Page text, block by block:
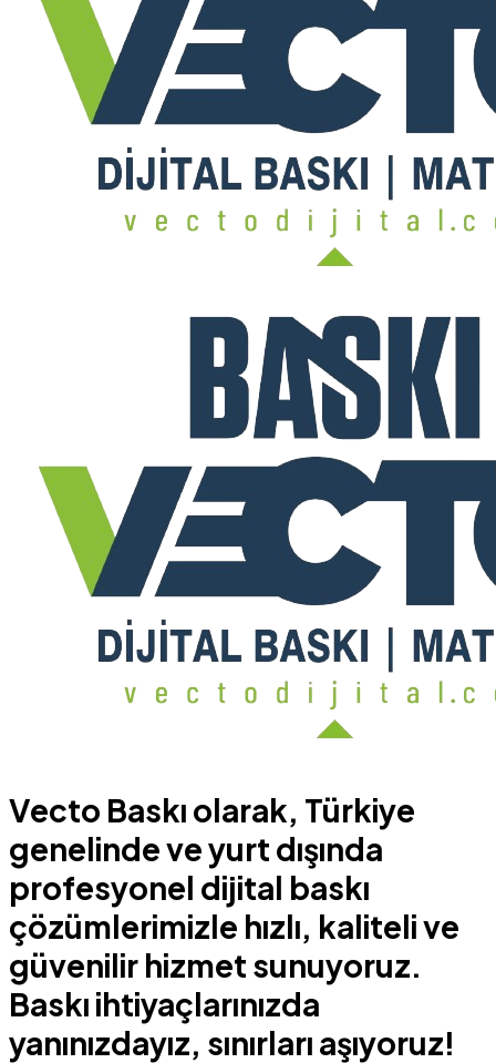
Vecto Baskı olarak, Türkiye
genelinde ve yurt dışında
profesyonel dijital baskı
çözümlerimizle hızlı, kaliteli ve
güvenilir hizmet sunuyoruz.
Baskı ihtiyaçlarınızda
yanınızdayız, sınırları aşıyoruz!